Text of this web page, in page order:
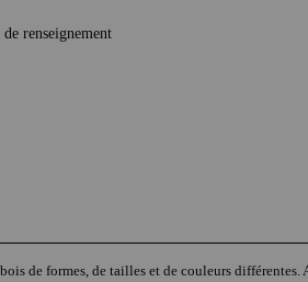
de renseignement
de formes, de tailles et de couleurs différentes.